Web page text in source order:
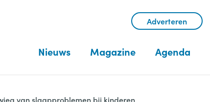
Adverteren
Nieuws Magazine Agenda
van slaapproblemen bij kinderen